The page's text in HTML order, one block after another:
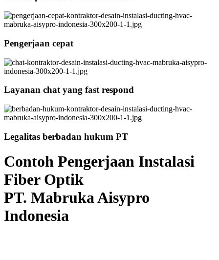
Pengerjaan cepat
Layanan chat yang fast respond
Legalitas berbadan hukum PT
Contoh Pengerjaan Instalasi
Fiber Optik
PT. Mabruka Aisypro
Indonesia